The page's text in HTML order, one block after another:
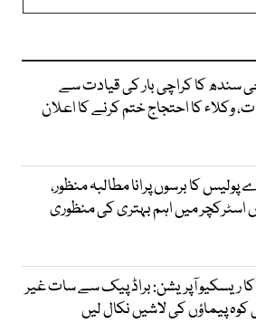
سندھ کا کراچی بار کی قیادت سے
وکلاء کا احتجاج ختم کرنے کا اعلان
پولیس کا برسوں پرانا مطالبہ منظور،
میں اہم بہتری کی منظوری
ریسکیو آپریشن: براڈ پیک سے سات غیر
پیماؤں کی لاشیں نکال لیں